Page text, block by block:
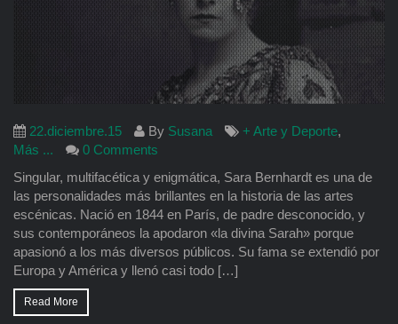
22.diciembre.15 By Susana + Arte y Deporte,
Más ...
0 Comments
Singular, multifacética y enigmática, Sara Bernhardt es una de
las personalidades más brillantes en la historia de las artes
escénicas. Nació en 1844 en París, de padre desconocido, y
sus contemporáneos la apodaron «la divina Sarah» porque
apasionó a los más diversos públicos. Su fama se extendió por
Europa y América y llenó casi todo […]
Read More